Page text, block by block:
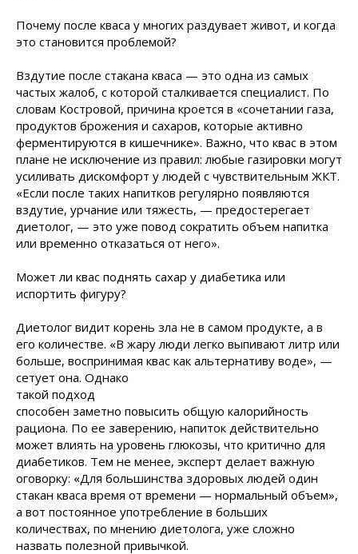
Почему после кваса у многих раздувает живот, и когда
это становится проблемой?
Вздутие после стакана кваса — это одна из самых
частых жалоб, с которой сталкивается специалист. По
словам Костровой, причина кроется в «сочетании газа,
продуктов брожения и сахаров, которые активно
ферментируются в кишечнике». Важно, что квас в этом
плане не исключение из правил: любые газировки могут
усиливать дискомфорт у людей с чувствительным ЖКТ.
«Если после таких напитков регулярно появляются
вздутие, урчание или тяжесть, — предостерегает
диетолог, — это уже повод сократить объем напитка
или временно отказаться от него».
Может ли квас поднять сахар у диабетика или
испортить фигуру?
Диетолог видит корень зла не в самом продукте, а в
его количестве. «В жару люди легко выпивают литр или
больше, воспринимая квас как альтернативу воде», —
сетует она. Однако
такой подход
способен заметно повысить общую калорийность
рациона. По ее заверению, напиток действительно
может влиять на уровень глюкозы, что критично для
диабетиков. Тем не менее, эксперт делает важную
оговорку: «Для большинства здоровых людей один
стакан кваса время от времени — нормальный объем»,
а вот постоянное употребление в больших
количествах, по мнению диетолога, уже сложно
назвать полезной привычкой.